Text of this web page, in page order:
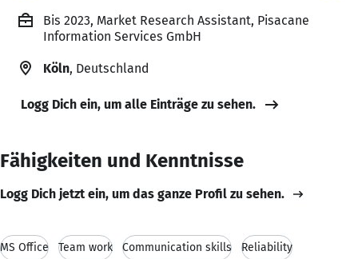
Bis 2023, Market Research Assistant, Pisacane
Information Services GmbH
Köln, Deutschland
Logg Dich ein, um alle Einträge zu sehen.
Fähigkeiten und Kenntnisse
Logg Dich jetzt ein, um das ganze Profil zu sehen.
MS Office Team work Communication skills Reliability